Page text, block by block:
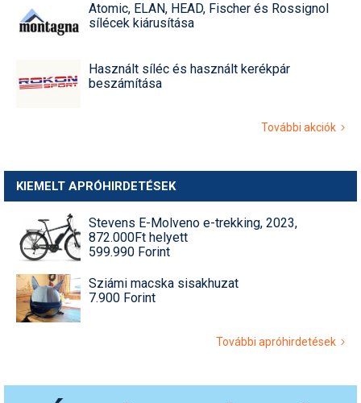
Atomic, ELAN, HEAD, Fischer és Rossignol
sílécek kiárusítása
Használt síléc és használt kerékpár
beszámítása
További akciók
KIEMELT APRÓHIRDETÉSEK
Stevens E-Molveno e-trekking, 2023,
872.000Ft helyett
599.990 Forint
Sziámi macska sisakhuzat
7.900 Forint
További apróhirdetések